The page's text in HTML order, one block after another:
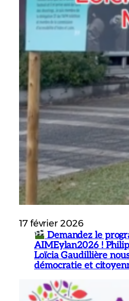
17 février 2026
Demandez le
AIMEylan2026 !
Loïcia Gaudillière
démocratie et